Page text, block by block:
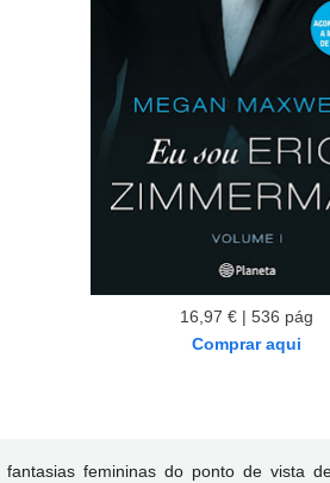
16,97 € | 536 pág
Comprar aqui
femininas do ponto de vista